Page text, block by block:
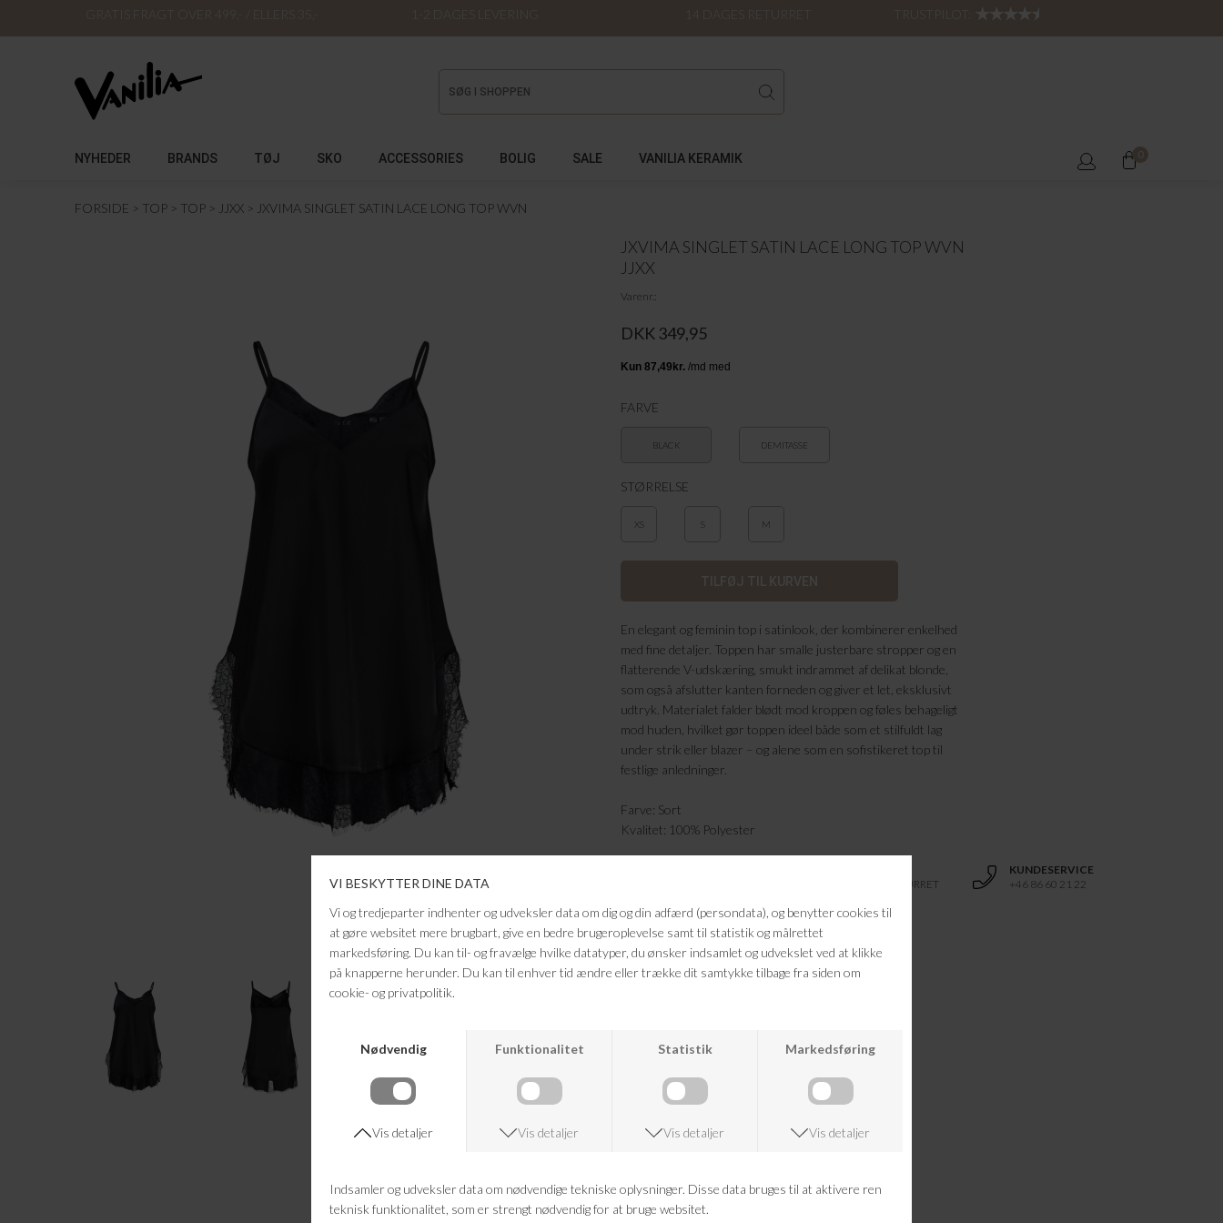
GRATIS FRAGT OVER 499,- / ELLERS 35,- 1-2 DAGES LEVERING 14 DAGES RETURRET
NYHEDER BRANDS TØJ SKO ACCESSORIES BOLIG SALE VANILIA KERAMIK 0
FORSIDE TOP TOP JJXX JXVIMA SINGLET SATIN LACE LONG TOP WVN
JXVIMA SINGLET SATIN LACE LONG TOP WVN
JJXX
Varenr.
DKK 349,95
FARVE
BLACK DEMITASSE
STØRRELSE
XS S M
En elegant og feminin top i satinlook, der kombinerer enkelhed
med fine detaljer. Toppen har smalle justerbare stropper og en
flatterende V-udskæring, smukt indrammet af delikat blonde,
som også afslutter kanten forneden og giver et let, eksklusivt
udtryk. Materialet falder blødt mod kroppen og føles behageligt
mod huden, hvilket gør toppen ideel både som et stilfuldt lag
under strik eller blazer – og alene som en sofistikeret top til
festlige anledninger.
Farve: Sort
Kvalitet: 100% Polyester
14 DAGES RETURRET
KUNDESERVICE
+46 86 60 21 22